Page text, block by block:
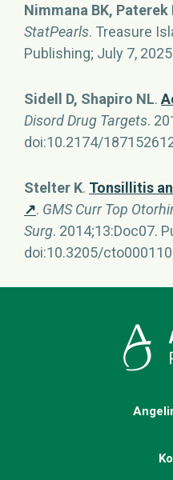
Nimmana BK, Paterek
StatPearls. Treasure
Publishing; July 7,
Sidell D, Shapiro NL.
Disord Drug Targets.
doi:10.2174/
Stelter K. Tonsillitis
↗. GMS Curr Top
Surg. 2014;13:Doc07.
doi:10.3205/cto000110